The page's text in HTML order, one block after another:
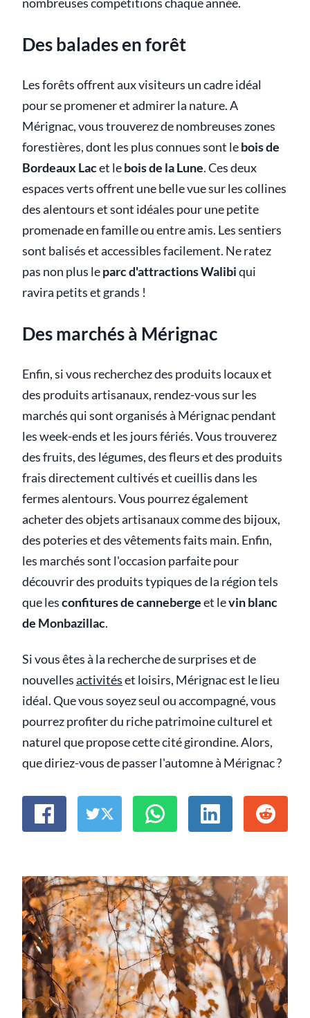
nombreuses compétitions chaque année.
Des balades en forêt
Les forêts offrent aux visiteurs un cadre idéal
pour se promener et admirer la nature. A
Mérignac, vous trouverez de nombreuses zones
forestières, dont les plus connues sont lebois de
Bordeaux Lacet lebois de la Lune. Ces deux
espaces verts offrent une belle vue sur les collines
des alentours et sont idéales pour une petite
promenade en famille ou entre amis. Les sentiers
sont balisés et accessibles facilement. Ne ratez
pas non plus leparc d'attractions Walibiqui
ravira petits et grands !
Des marchés à Mérignac
Enfin, si vous recherchez des produits locaux et
des produits artisanaux, rendez-vous sur les
marchés qui sont organisés à Mérignac pendant
les week-ends et les jours fériés. Vous trouverez
des fruits, des légumes, des fleurs et des produits
frais directement cultivés et cueillis dans les
fermes alentours. Vous pourrez également
acheter des objets artisanaux comme des bijoux,
des poteries et des vêtements faits main. Enfin,
les marchés sont l'occasion parfaite pour
découvrir des produits typiques de la région tels
que lesconfitures de cannebergeet levin blanc
de Monbazillac.
Si vous êtes à la recherche de surprises et de
nouvellesactivitéset loisirs, Mérignac est le lieu
idéal. Que vous soyez seul ou accompagné, vous
pourrez profiter du riche patrimoine culturel et
naturel que propose cette cité girondine. Alors,
que diriez-vous de passer l'automne à Mérignac ?